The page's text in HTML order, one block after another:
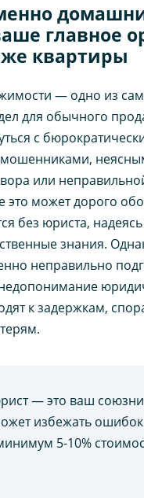
главное
квартиры
— одно из
для обычного
с
или
это может дорого
без юриста,
знания.
неправильно
к задержкам,
— это ваш
избежать
5-10%